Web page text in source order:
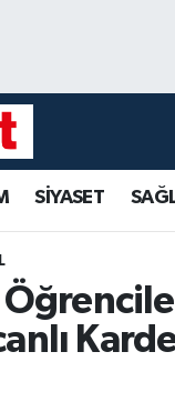
SİYASET
Yoğunluk Haritası
Durumu ve Fikstür